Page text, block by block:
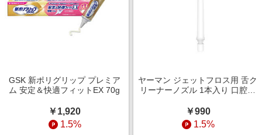
GSK 新ポリグリップ プレミア
ム 安定＆快適フィットEX 70g
￥1,920
1.5%
ヤーマン ジェットフロス用 舌ク
リーナーノズル 1本入り 口腔洗
￥990
1.5%